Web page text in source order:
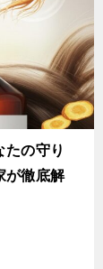
の守り
が徹底解